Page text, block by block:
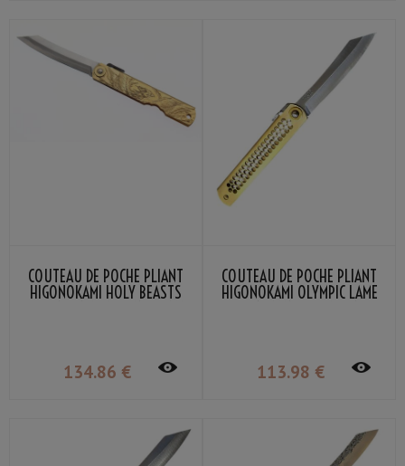
COUTEAU DE POCHE PLIANT
HIGONOKAMI HOLY BEASTS
134.86 €
COUTEAU DE POCHE PLIANT
HIGONOKAMI OLYMPIC LAME
113.98 €